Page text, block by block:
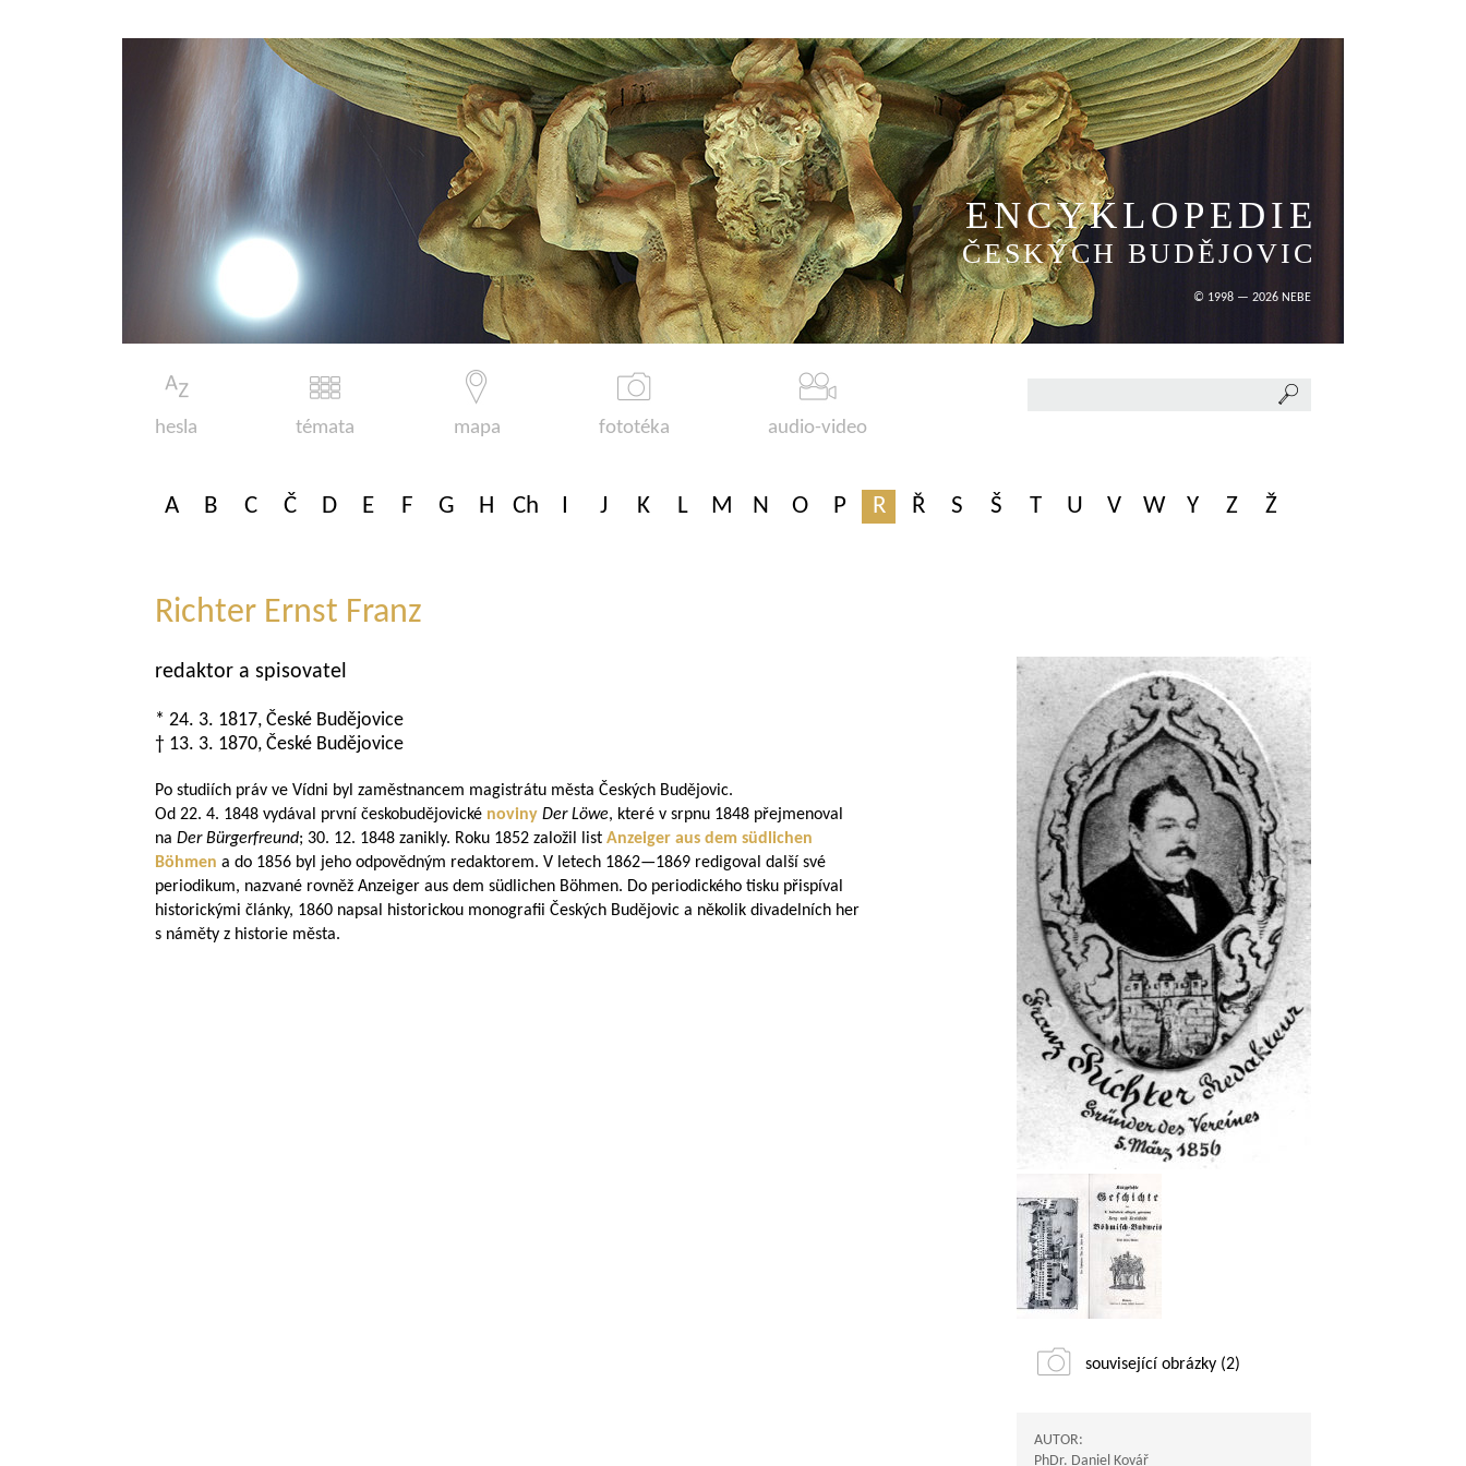
ENCYKLOPEDIE
ČESKÝCH BUDĚJOVIC
© 1998 — 2026 NEBE
hesla témata mapa fototéka audio-video
A B C Č D E F G H Ch I J K L M N O P R Ř S Š T U V W Y Z Ž
Richter Ernst Franz
redaktor a spisovatel
* 24. 3. 1817, České Budějovice
† 13. 3. 1870, České Budějovice
Po studiích práv ve Vídni byl zaměstnancem magistrátu města Českých Budějovic.
Od 22. 4. 1848 vydával první českobudějovické noviny Der Löwe, které v srpnu 1848 přejmenoval
na Der Bürgerfreund; 30. 12. 1848 zanikly. Roku 1852 založil list Anzeiger aus dem südlichen
Böhmen a do 1856 byl jeho odpovědným redaktorem. V letech 1862—1869 redigoval další své
periodikum, nazvané rovněž Anzeiger aus dem südlichen Böhmen. Do periodického tisku přispíval
historickými články, 1860 napsal historickou monografii Českých Budějovic a několik divadelních her
s náměty z historie města.
související obrázky (2)
AUTOR:
PhDr. Daniel Kovář